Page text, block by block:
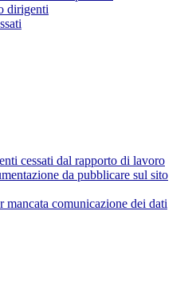
dirigenti
cessati dal rapporto di lavoro
da pubblicare sul sito
mancata comunicazione dei dati